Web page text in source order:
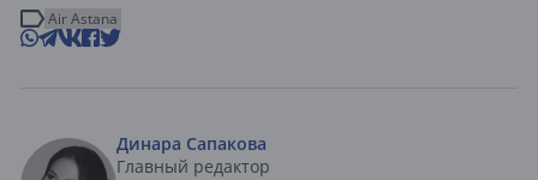
Air Astana
Динара Сапакова
Главный редактор